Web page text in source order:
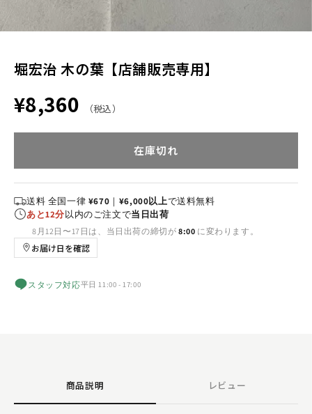
堀宏治 木の葉【店舗販売専用】
¥8,360 （税込）
在庫切れ
送料 全国一律 ¥670 ｜ ¥6,000以上で送料無料
あと12分以内のご注文で当日出荷
8月12日〜17日は、当日出荷の締切が8:00 に変わります。
お届け日を確認
スタッフ対応平日 11:00 - 17:00
商品説明 レビュー